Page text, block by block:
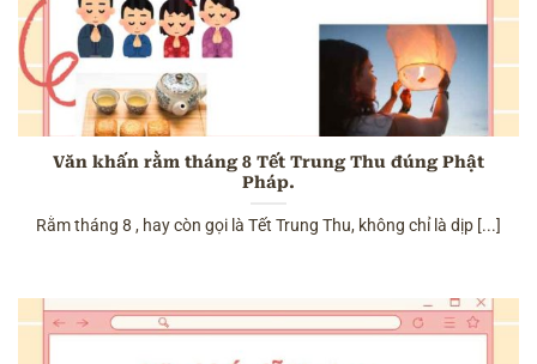
Văn khấn rằm tháng 8 Tết Trung Thu đúng Phật
Pháp.
Rằm tháng 8 , hay còn gọi là Tết Trung Thu, không chỉ là dịp [...]